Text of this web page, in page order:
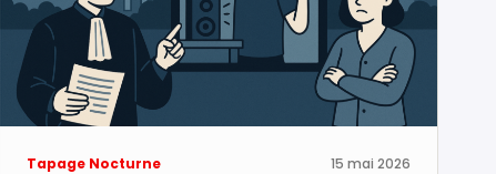
Tapage Nocturne 15 mai 2026